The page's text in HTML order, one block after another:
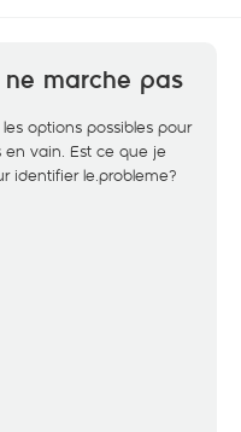
marche pas
options possibles pour
vain. Est ce que je
identifier le.probleme?